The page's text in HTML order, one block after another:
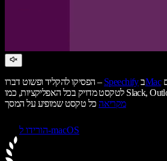
הפסיקו להקליד ופשוט דברו – Speechify בMacהופכת את הדיבור שלכם
מקריאהכל טקסט שמופיע על המסך
הורידו ל-macOS